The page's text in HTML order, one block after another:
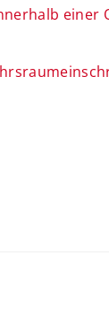
einer